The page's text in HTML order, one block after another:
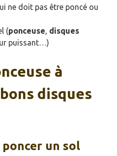
ne doit pas être poncé ou
(ponceuse, disques
puissant…)
à
disques
un sol